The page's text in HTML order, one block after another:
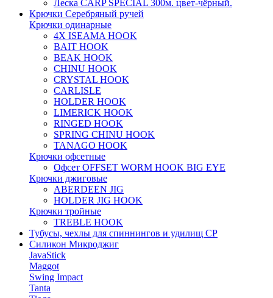
Леска CARP SPECIAL 300м. цвет-чёрный.
Крючки Серебряный ручей
Крючки одинарные
4X ISEAMA HOOK
BAIT HOOK
BEAK HOOK
CHINU HOOK
CRYSTAL HOOK
CARLISLE
HOLDER HOOK
LIMERICK HOOK
RINGED HOOK
SPRING CHINU HOOK
TANAGO HOOK
Крючки офсетные
Офсет OFFSET WORM HOOK BIG EYE
Крючки джиговые
ABERDEEN JIG
HOLDER JIG HOOK
Крючки тройные
TREBLE HOOK
Тубусы, чехлы для спиннингов и удилищ СР
Силикон Микроджиг
JavaStick
Maggot
Swing Impact
Tanta